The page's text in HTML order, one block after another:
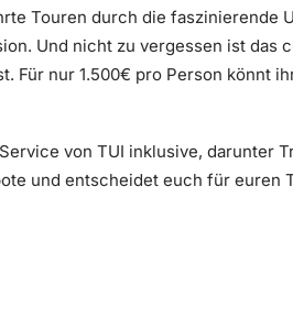
Touren durch die faszinierende
Und nicht zu vergessen ist das
Für nur 1.500€ pro Person könnt
von TUI inklusive, darunter
und entscheidet euch für euren